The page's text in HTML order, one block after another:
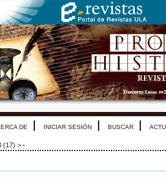
DE INICIAR SESIÓN BUSCAR
(17) > -